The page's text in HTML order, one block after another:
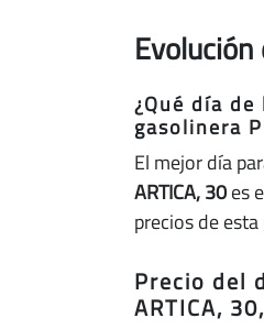
¿Qué día
gasolinera
El mejor día
ARTICA, 30es
precios de
Precio del
ARTICA,